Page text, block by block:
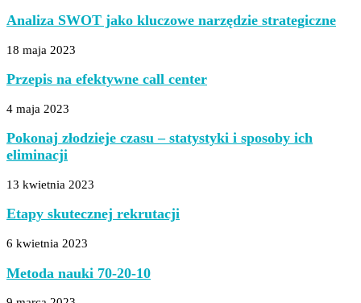
Analiza SWOT jako kluczowe narzędzie strategiczne
18 maja 2023
Przepis na efektywne call center
4 maja 2023
Pokonaj złodzieje czasu – statystyki i sposoby ich
eliminacji
13 kwietnia 2023
Etapy skutecznej rekrutacji
6 kwietnia 2023
Metoda nauki 70-20-10